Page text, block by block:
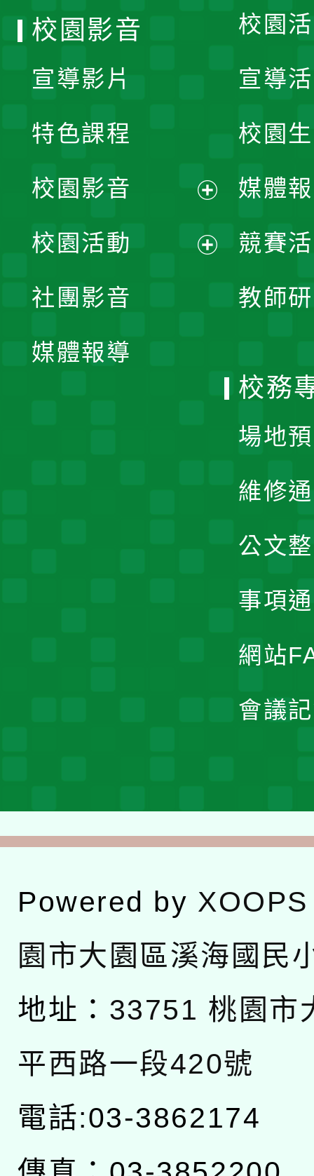
校園
宣導
校園
媒體
競賽
教師
校園影音
宣導影片
特色課程
校園影音
開
校園活動
社團影音
媒體報導
校務
場地
維修
公文
事項
網站
會議
Powered by XOOPS
園市大園區溪海國民
地址： 33751 桃園市
平西路一段420號
電話:03-3862174